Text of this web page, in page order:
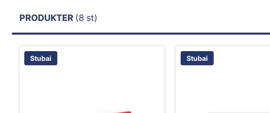
PRODUKTER (8 st)
Stubai Stubai